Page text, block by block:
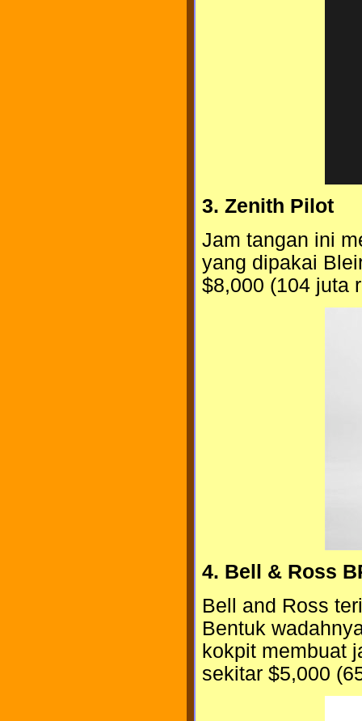
3. Zenith Pilot
Jam tangan ini
yang dipakai
$8,000 (104 juta
4. Bell & Ross
Bell and Ross
Bentuk
kokpit membuat
sekitar $5,000